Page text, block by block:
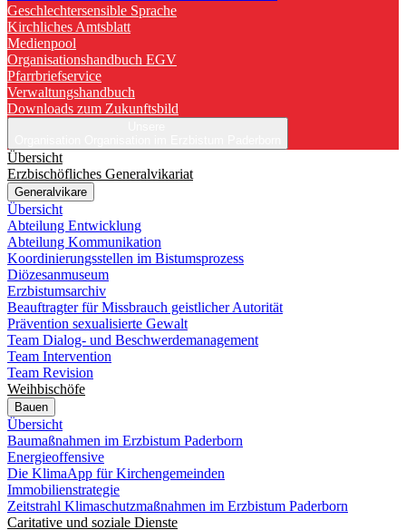
Geschlechtersensible Sprache
Kirchliches Amtsblatt
Medienpool
Organisationshandbuch EGV
Pfarrbriefservice
Verwaltungshandbuch
Downloads zum Zukunftsbild
Übersicht
Erzbischöfliches Generalvikariat
Generalvikare
Übersicht
Abteilung Entwicklung
Abteilung Kommunikation
Koordinierungsstellen im Bistumsprozess
Diözesanmuseum
Erzbistumsarchiv
Beauftragter für Missbrauch geistlicher Autorität
Prävention sexualisierte Gewalt
Team Dialog- und Beschwerdemanagement
Team Intervention
Team Revision
Weihbischöfe
Bauen
Übersicht
Baumaßnahmen im Erzbistum Paderborn
Energieoffensive
Die KlimaApp für Kirchengemeinden
Immobilienstrategie
Zeitstrahl Klimaschutzmaßnahmen im Erzbistum Paderborn
Caritative und soziale Dienste